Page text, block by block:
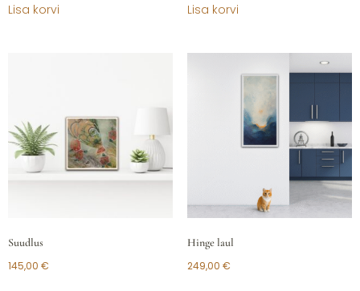
Lisa korvi Lisa korvi
Suudlus
145,00 €
Hinge laul
249,00 €